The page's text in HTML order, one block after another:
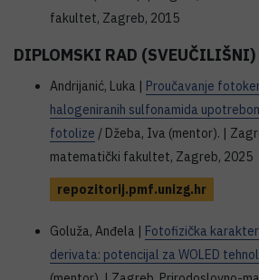
fakultet, Zagreb, 2015
DIPLOMSKI RAD (SVEUČILIŠNI)
Andrijanić, Luka | Proučavanje
halogeniranih sulfonamida
fotolize / Džeba, Iva (mentor). |
matematički fakultet, Zagreb, 2025
repozitorij.pmf.unizg.hr
Goluža, Anđela | Fotofizička
derivata: potencijal za WOLED